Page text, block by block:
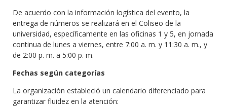
De acuerdo con la información logística del evento, la
entrega de números se realizará en el Coliseo de la
universidad, específicamente en las oficinas 1 y 5, en jornada
continua de lunes a viernes, entre 7:00 a. m. y 11:30 a. m., y
de 2:00 p. m. a 5:00 p. m.
Fechas según categorías
La organización estableció un calendario diferenciado para
garantizar fluidez en la atención: